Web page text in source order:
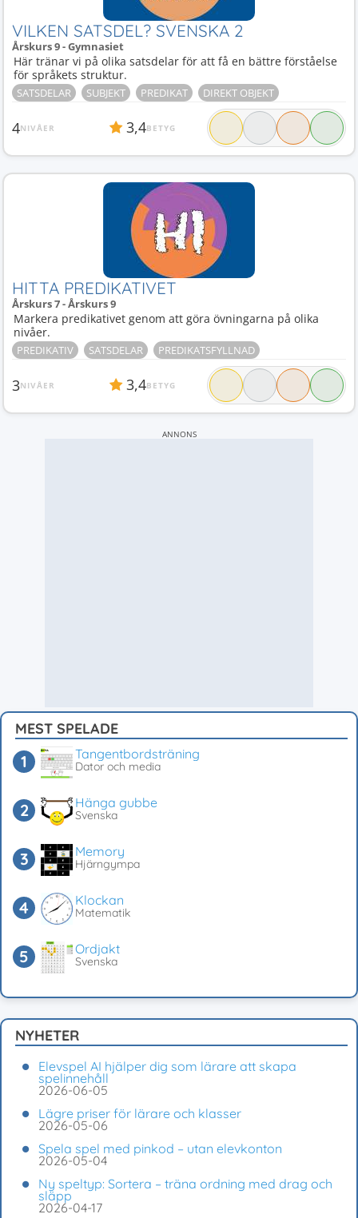
VILKEN SATSDEL? SVENSKA 2
Årskurs 9 - Gymnasiet
Här tränar vi på olika satsdelar för att få en bättre förståelse
för språkets struktur.
SATSDELAR SUBJEKT PREDIKAT DIREKT OBJEKT
4NIVÅER 3,4BETYG
HITTA PREDIKATIVET
Årskurs 7 - Årskurs 9
Markera predikativet genom att göra övningarna på olika
nivåer.
PREDIKATIV SATSDELAR PREDIKATSFYLLNAD
3NIVÅER 3,4BETYG
ANNONS
MEST SPELADE
Tangentbordsträning
Dator och media
Hänga gubbe
Svenska
Memory
Hjärngympa
Klockan
Matematik
Ordjakt
Svenska
NYHETER
Elevspel AI hjälper dig som lärare att skapa
spelinnehåll
2026-06-05
Lägre priser för lärare och klasser
2026-05-06
Spela spel med pinkod – utan elevkonton
2026-05-04
Ny speltyp: Sortera – träna ordning med drag och
släpp
2026-04-17